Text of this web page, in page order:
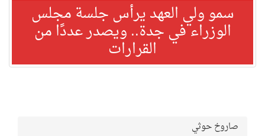
سمو ولي العهد يرأس جلسة مجلس
الوزراء في جدة.. ويصدر عددًا من
القرارات
صاروخ حوثي